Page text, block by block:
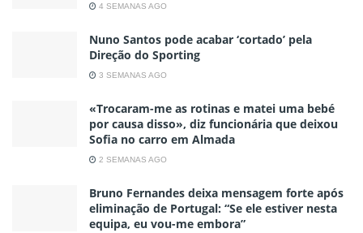
4 SEMANAS AGO
Nuno Santos pode acabar ‘cortado’ pela
Direção do Sporting
3 SEMANAS AGO
«Trocaram-me as rotinas e matei uma bebé
por causa disso», diz funcionária que deixou
Sofia no carro em Almada
2 SEMANAS AGO
Bruno Fernandes deixa mensagem forte após
eliminação de Portugal: “Se ele estiver nesta
equipa, eu vou-me embora”